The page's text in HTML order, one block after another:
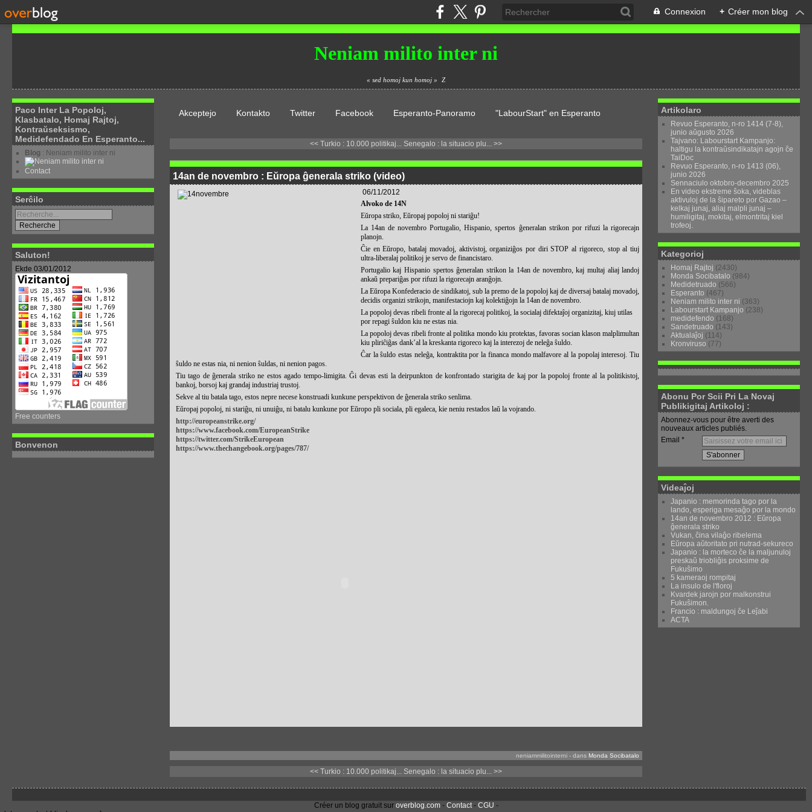
Connexion + Créer mon blog
Neniam milito inter ni
« sed homoj kun homoj » Z
Paco Inter La Popoloj,
Klasbatalo, Homaj Rajtoj,
Kontraŭseksismo,
Medidefendado En Esperanto...
Blog : Neniam milito inter ni
Contact
Serĉilo
Saluton!
Ekde 03/01/2012
Free counters
Bonvenon
Akceptejo Kontakto Twitter Facebook Esperanto-Panoramo "LabourStart" en Esperanto
<< Turkio : 10.000 politikaj... Senegalo : la situacio plu... >>
14an de novembro : Eŭropa ĝenerala striko (video)
06/11/2012
Alvoko de 14N
Eŭropa striko, Eŭropaj popoloj ni stariĝu!
La 14an de novembro Portugalio, Hispanio, spertos ĝeneralan strikon por rifuzi la rigorecajn
planojn.
Ĉie en Eŭropo, batalaj movadoj, aktivistoj, organiziĝos por diri STOP al rigoreco, stop al tiuj
ultra-liberalaj politikoj je servo de financistaro.
Portugalio kaj Hispanio spertos ĝeneralan strikon la 14an de novembro, kaj multaj aliaj landoj
ankaŭ prepariĝas por rifuzi la rigorecajn aranĝojn.
La Eŭropa Konfederacio de sindikatoj, sub la premo de la popoloj kaj de diversaj batalaj movadoj,
decidis organizi strikojn, manifestaciojn kaj kolektiĝojn la 14an de novembro.
La popoloj devas ribeli fronte al la rigorecaj politikoj, la socialaj difektaĵoj organizitaj, kiuj utilas
por repagi ŝuldon kiu ne estas nia.
La popoloj devas ribeli fronte al politika mondo kiu protektas, favoras socian klason malplimultan
kiu pliriĉiĝas dank’al la kreskanta rigoreco kaj la interezoj de neleĝa ŝuldo.
Ĉar la ŝuldo estas neleĝa, kontraktita por la financa mondo malfavore al la popolaj interesoj. Tiu
ŝuldo ne estas nia, ni nenion ŝuldas, ni nenion pagos.
Tiu tago de ĝenerala striko ne estos agado tempo-limigita. Ĝi devas esti la deirpunkton de konfrontado starigita de kaj por la popoloj fronte al la politikistoj,
bankoj, borsoj kaj grandaj industriaj trustoj.
Sekve al tiu batala tago, estos nepre necese konstruadi kunkune perspektivon de ĝenerala striko senlima.
Eŭropaj popoloj, ni stariĝu, ni unuiĝu, ni batalu kunkune por Eŭropo pli sociala, pli egaleca, kie neniu restados laŭ la vojrando.
http://europeanstrike.org/
https://www.facebook.com/EuropeanStrike
https://twitter.com/StrikeEuropean
https://www.thechangebook.org/pages/787/
neniammilitointerni - dans Monda Socibatalo
<< Turkio : 10.000 politikaj... Senegalo : la situacio plu... >>
Artikolaro
Revuo Esperanto, n-ro 1414 (7-8),
junio aŭgusto 2026
Tajvano: Labourstart Kampanjo:
haltigu la kontraŭsindikatajn agojn ĉe
TaiDoc
Revuo Esperanto, n-ro 1413 (06),
junio 2026
Sennaciulo oktobro-decembro 2025
En video ekstreme ŝoka, videblas
aktivuloj de la ŝipareto por Gazao –
kelkaj junaj, aliaj malpli junaj –
humiligitaj, mokitaj, elmontritaj kiel
trofeoj.
Kategorioj
Homaj Rajtoj (2430)
Monda Socibatalo (984)
Medidetruado (566)
Esperanto (467)
Neniam milito inter ni (363)
Labourstart Kampanjo (238)
medidefendo (168)
Sandetruado (143)
Aktualaĵoj (114)
Kronviruso (77)
Abonu Por Scii Pri La Novaj
Publikigitaj Artikoloj :
Abonnez-vous pour être averti des
nouveaux articles publiés.
Email
Videaĵoj
Japanio : memorinda tago por la
lando, esperiga mesaĝo por la mondo
14an de novembro 2012 : Eŭropa
ĝenerala striko
Vukan, ĉina vilaĝo ribelema
Eŭropa aŭtoritato pri nutrad-sekureco
Japanio : la morteco ĉe la maljunuloj
preskaŭ triobliĝis proksime de
Fukuŝimo
5 kameraoj rompitaj
La insulo de l'floroj
Kvardek jarojn por malkonstrui
Fukuŝimon.
Francio : maldungoj ĉe Leĵabi
ACTA
Créer un blog gratuit sur overblog.com- Contact- CGU -